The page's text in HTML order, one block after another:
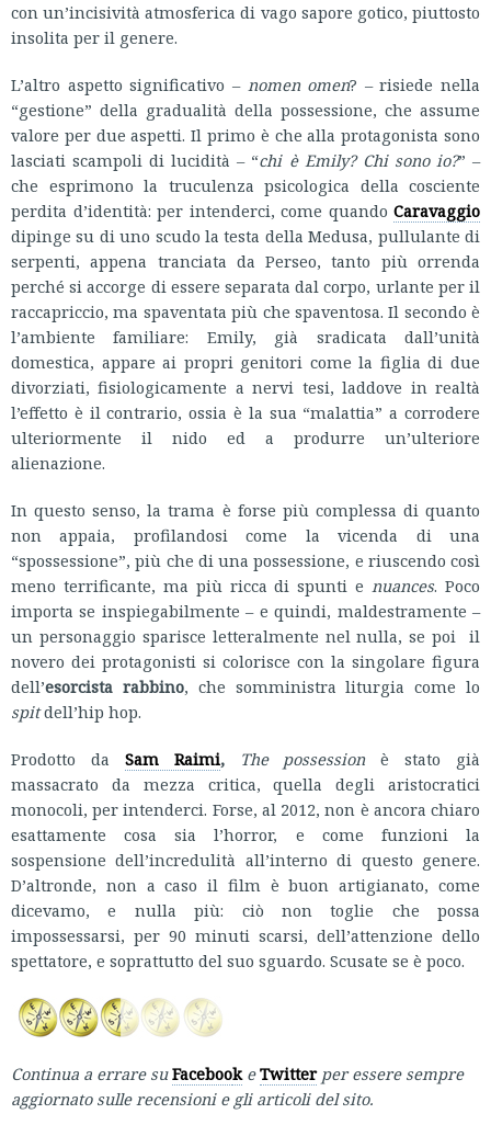
con un’incisività atmosferica di vago sapore gotico, piuttosto
insolita per il genere.
L’altro aspetto significativo – nomen omen? – risiede nella
“gestione” della gradualità della possessione, che assume
valore per due aspetti. Il primo è che alla protagonista sono
lasciati scampoli di lucidità – “chi è Emily? Chi sono io?” –
che esprimono la truculenza psicologica della cosciente
perdita d’identità: per intenderci, come quando Caravaggio
dipinge su di uno scudo la testa della Medusa, pullulante di
serpenti, appena tranciata da Perseo, tanto più orrenda
perché si accorge di essere separata dal corpo, urlante per il
raccapriccio, ma spaventata più che spaventosa. Il secondo è
l’ambiente familiare: Emily, già sradicata dall’unità
domestica, appare ai propri genitori come la figlia di due
divorziati, fisiologicamente a nervi tesi, laddove in realtà
l’effetto è il contrario, ossia è la sua “malattia” a corrodere
ulteriormente il nido ed a produrre un’ulteriore
alienazione.
In questo senso, la trama è forse più complessa di quanto
non appaia, profilandosi come la vicenda di una
“spossessione”, più che di una possessione, e riuscendo così
meno terrificante, ma più ricca di spunti enuances. Poco
importa se inspiegabilmente – e quindi, maldestramente –
un personaggio sparisce letteralmente nel nulla, se poi il
novero dei protagonisti si colorisce con la singolare figura
dell’esorcista rabbino, che somministra liturgia come lo
spitdell’hip hop.
Prodotto da Sam Raimi, The possessionè stato già
massacrato da mezza critica, quella degli aristocratici
monocoli, per intenderci. Forse, al 2012, non è ancora chiaro
esattamente cosa sia l’horror, e come funzioni la
sospensione dell’incredulità all’interno di questo genere.
D’altronde, non a caso il film è buon artigianato, come
dicevamo, e nulla più: ciò non toglie che possa
impossessarsi, per 90 minuti scarsi, dell’attenzione dello
spettatore, e soprattutto del suo sguardo. Scusate se è poco.
Continua a errare su FacebookeTwitter per essere sempre
aggiornato sulle recensioni e gli articoli del sito.